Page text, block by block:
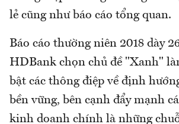
lẻ cũng như báo cáo tổng quan.
Báo cáo thường niên 2018 dày
HDBank chọn chủ đề "Xanh"
bật các thông điệp về định
bền vững, bên cạnh đẩy mạnh
kinh doanh chính là những